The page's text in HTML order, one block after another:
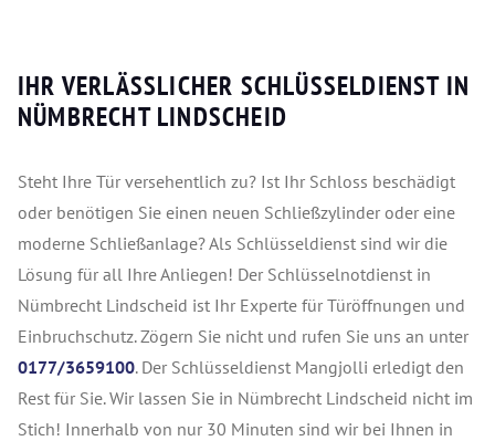
IHR VERLÄSSLICHER SCHLÜSSELDIENST IN
NÜMBRECHT LINDSCHEID
Steht Ihre Tür versehentlich zu? Ist Ihr Schloss beschädigt
oder benötigen Sie einen neuen Schließzylinder oder eine
moderne Schließanlage? Als Schlüsseldienst sind wir die
Lösung für all Ihre Anliegen! Der Schlüsselnotdienst in
Nümbrecht Lindscheid ist Ihr Experte für Türöffnungen und
Einbruchschutz. Zögern Sie nicht und rufen Sie uns an unter
0177/3659100. Der Schlüsseldienst Mangjolli erledigt den
Rest für Sie. Wir lassen Sie in Nümbrecht Lindscheid nicht im
Stich! Innerhalb von nur 30 Minuten sind wir bei Ihnen in